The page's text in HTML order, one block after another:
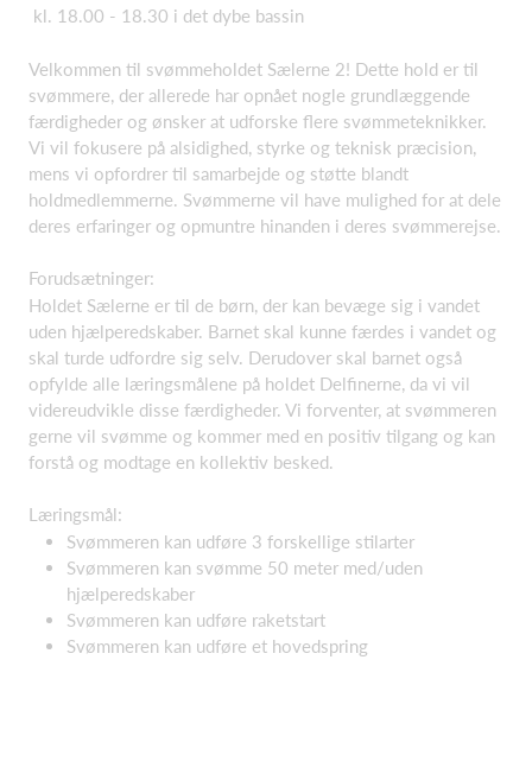
kl. 18.00 - 18.30 i det dybe bassin
Velkommen til svømmeholdet Sælerne 2! Dette hold er til
svømmere, der allerede har opnået nogle grundlæggende
færdigheder og ønsker at udforske flere svømmeteknikker.
Vi vil fokusere på alsidighed, styrke og teknisk præcision,
mens vi opfordrer til samarbejde og støtte blandt
holdmedlemmerne. Svømmerne vil have mulighed for at dele
deres erfaringer og opmuntre hinanden i deres svømmerejse.
Forudsætninger:
Holdet Sælerne er til de børn, der kan bevæge sig i vandet
uden hjælperedskaber. Barnet skal kunne færdes i vandet og
skal turde udfordre sig selv. Derudover skal barnet også
opfylde alle læringsmålene på holdet Delfinerne, da vi vil
videreudvikle disse færdigheder. Vi forventer, at svømmeren
gerne vil svømme og kommer med en positiv tilgang og kan
forstå og modtage en kollektiv besked.
Læringsmål:
Svømmeren kan udføre 3 forskellige stilarter
Svømmeren kan svømme 50 meter med/uden
hjælperedskaber
Svømmeren kan udføre raketstart
Svømmeren kan udføre et hovedspring